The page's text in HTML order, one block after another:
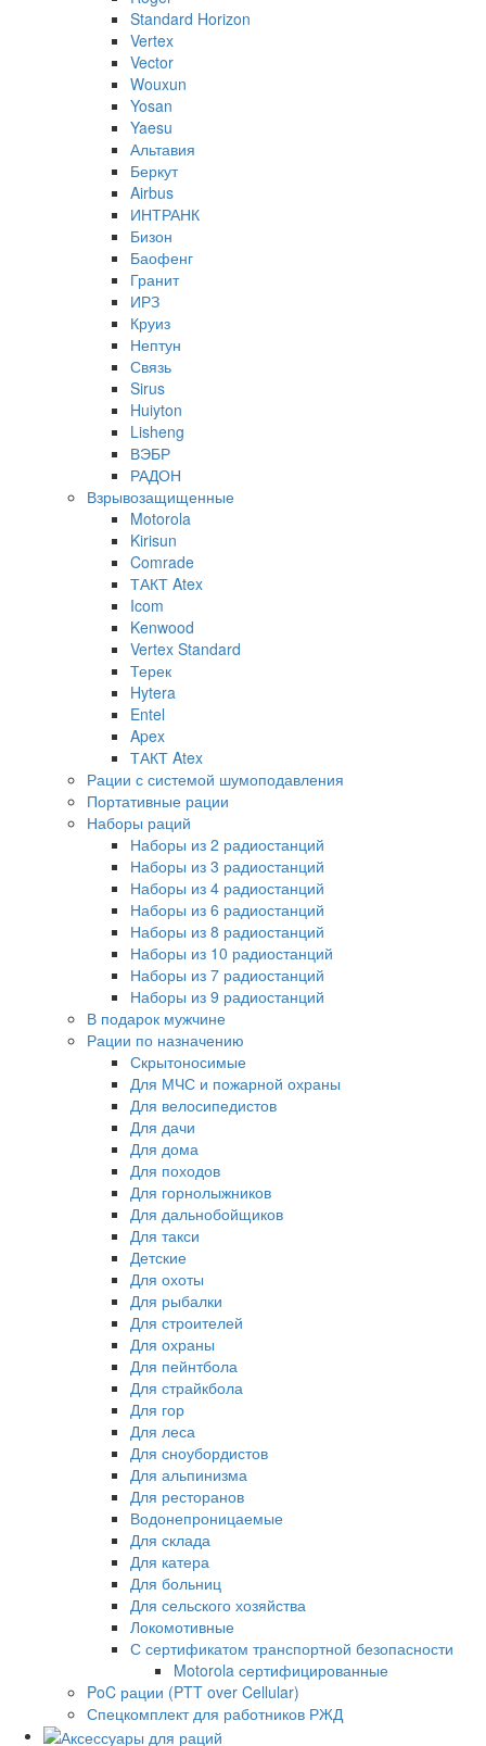
Standard Horizon
Vertex
Vector
Wouxun
Yosan
Yaesu
Альтавия
Беркут
Airbus
ИНТРАНК
Бизон
Баофенг
Гранит
ИРЗ
Круиз
Нептун
Связь
Sirus
Huiyton
Lisheng
ВЭБР
РАДОН
Взрывозащищенные
Motorola
Kirisun
Comrade
ТАКТ Atex
Icom
Kenwood
Vertex Standard
Терек
Hytera
Entel
Apex
ТАКТ Atex
Рации с системой шумоподавления
Портативные рации
Наборы раций
Наборы из 2 радиостанций
Наборы из 3 радиостанций
Наборы из 4 радиостанций
Наборы из 6 радиостанций
Наборы из 8 радиостанций
Наборы из 10 радиостанций
Наборы из 7 радиостанций
Наборы из 9 радиостанций
В подарок мужчине
Рации по назначению
Скрытоносимые
Для МЧС и пожарной охраны
Для велосипедистов
Для дачи
Для дома
Для походов
Для горнолыжников
Для дальнобойщиков
Для такси
Детские
Для охоты
Для рыбалки
Для строителей
Для охраны
Для пейнтбола
Для страйкбола
Для гор
Для леса
Для сноубордистов
Для альпинизма
Для ресторанов
Водонепроницаемые
Для склада
Для катера
Для больниц
Для сельского хозяйства
Локомотивные
С сертификатом транспортной безопасности
Motorola сертифицированные
PoC рации (PTT over Cellular)
Спецкомплект для работников РЖД